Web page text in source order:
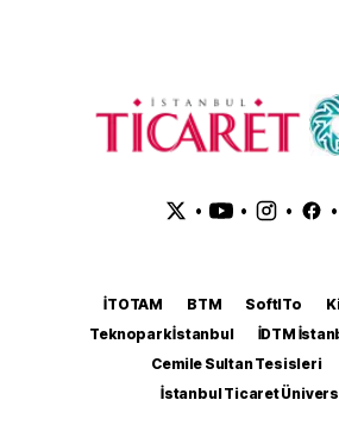
• • • •
İTOTAM BTM SoftITo
Teknopark İstanbul
İDTM
Cemile Sultan Tesisleri
İstanbul Ticaret